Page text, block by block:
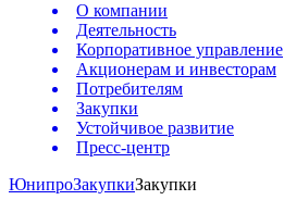
О компании
Деятельность
Корпоративное управление
Акционерам и инвесторам
Потребителям
Закупки
Устойчивое развитие
Пресс-центр
ЮнипроЗакупкиЗакупки